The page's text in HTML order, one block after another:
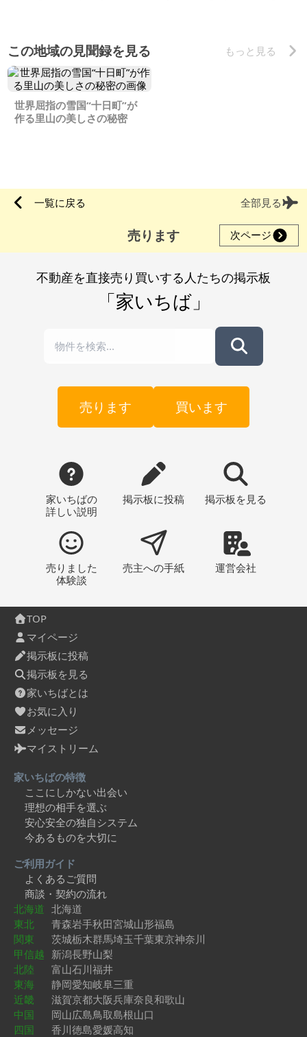
この地域の見聞録を見る もっと見る
世界屈指の雪国“十日町”が
作る里山の美しさの秘密
一覧に戻る 全部見る
売ります 次ページ
不動産を直接売り買いする人たちの掲示板
「家いちば」
売ります 買います
家いちばの
詳しい説明
掲示板に投稿 掲示板 を見る
売りました
体験談
売主への手紙 運営会社
TOP
マイページ
掲示板に投稿
掲示板を見る
家いちばとは
お気に入り
メッセージ
マイストリーム
家いちばの特徴
ここにしかない出会い
理想の相手を選ぶ
安心安全の独自システム
今あるものを大切に
ご利用ガイド
よくあるご質問
商談・契約の流れ
北海道 北海道
東北
青森岩手秋田宮城山形福島
関東
茨城栃木群馬埼玉千葉東京神奈川
甲信越 新潟長野山梨
北陸
富山石川福井
東海
静岡愛知岐阜三重
近畿
滋賀京都大阪兵庫奈良和歌山
中国
岡山広島鳥取島根山口
四国
香川徳島愛媛高知